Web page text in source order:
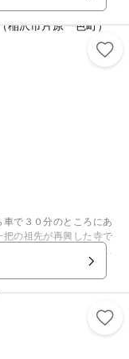
で３０分のところにあ
の祖先が再興した寺で
姿をした大日如来様が
祀られていたこともあっ
に移されました。像高
、愛知県文化財に指定
たとされ稲沢市文化財